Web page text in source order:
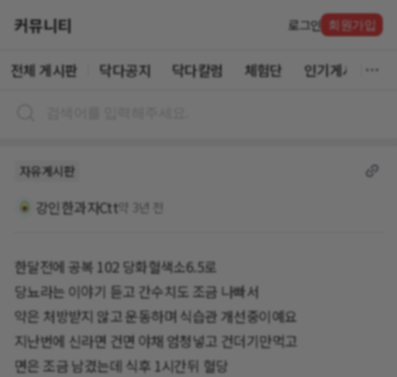
커뮤니티 로그인 회원가입
전체 게시판 닥다공지 닥다칼럼 체험단 인기게시글
자유게시판
강인한과자Ctt약 3년 전
한달전에 공복 102 당화혈색소6.5로
당뇨라는 이야기 듣고 간수치도 조금 나빠서
약은 처방받지 않고 운동하며 식습관 개선중이예요
지난번에 신라면 건면 야채 엄청넣고 건더기만먹고
면은 조금 남겼는데 식후 1시간뒤 혈당